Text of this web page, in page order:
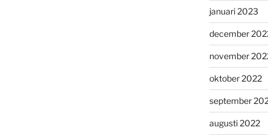
januari 2023
december
november
oktober 2022
september
augusti 2022